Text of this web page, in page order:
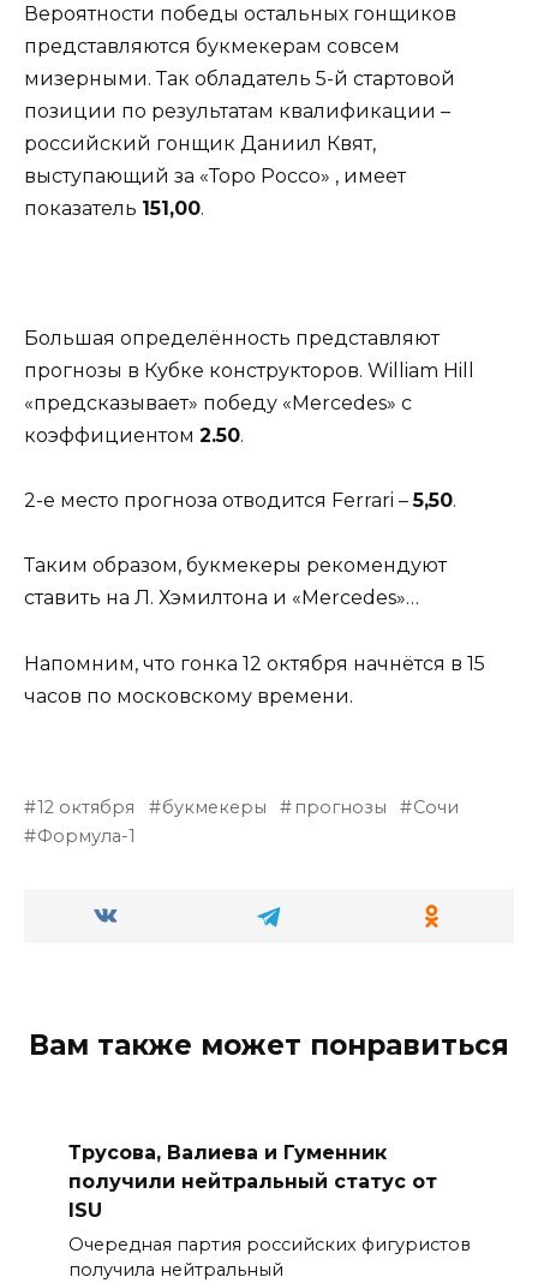
Вероятности победы остальных гонщиков
представляются букмекерам совсем
мизерными. Так обладатель 5-й стартовой
позиции по результатам квалификации –
российский гонщик Даниил Квят,
выступающий за «Торо Россо» , имеет
показатель 151,00.
Большая определённость представляют
прогнозы в Кубке конструкторов. William Hill
«предсказывает» победу «Mercedes» с
коэффициентом 2.50.
2-е место прогноза отводится Ferrari –5,50.
Таким образом, букмекеры рекомендуют
ставить на Л. Хэмилтона и «Mercedes»…
Напомним, что гонка 12 октября начнётся в 15
часов по московскому времени.
12 октября букмекеры прогнозы
Сочи
Формула-1
Вам также может понравиться
Трусова, Валиева и Гуменник
получили нейтральный статус от
ISU
Очередная партия российских фигуристов
получила нейтральный